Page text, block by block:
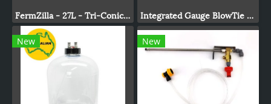
FermZilla - 27L - Tri-Conical Uni Tank Fermenter Gen3 Integrated Gauge BlowTie Spunding Valve Kit (0-15psi)
New New